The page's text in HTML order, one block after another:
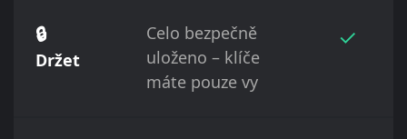
🔒
Držet
Celo bezpečně
uloženo – klíče
máte pouze vy
✓